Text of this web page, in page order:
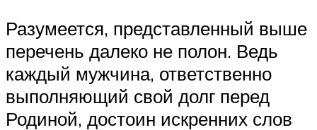
Разумеется, представленный выше
перечень далеко не полон. Ведь
каждый мужчина, ответственно
выполняющий свой долг перед
Родиной, достоин искренних слов